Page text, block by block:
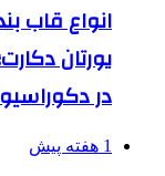
انواع قاب
یورتان
در
1 هفته پیش